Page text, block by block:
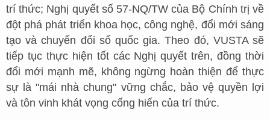
trí thức; Nghị quyết số 57-NQ/TW của Bộ Chính trị về
đột phá phát triển khoa học, công nghệ, đổi mới sáng
tạo và chuyển đổi số quốc gia. Theo đó, VUSTA sẽ
tiếp tục thực hiện tốt các Nghị quyết trên, đồng thời
đổi mới mạnh mẽ, không ngừng hoàn thiện để thực
sự là "mái nhà chung" vững chắc, bảo vệ quyền lợi
và tôn vinh khát vọng cống hiến của trí thức.